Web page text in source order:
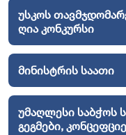
უსკოს
ღია კონკურსი
მინისტრის საათი
უმაღლესი საბჭოს
გეგმები,